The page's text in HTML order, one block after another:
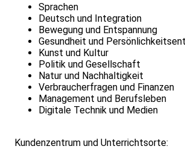
Sprachen
Deutsch und Integration
Bewegung und Entspannung
Gesundheit und
Kunst und Kultur
Politik und Gesellschaft
Natur und Nachhaltigkeit
Verbraucherfragen und Finanzen
Management und Berufsleben
Digitale Technik und Medien
Kundenzentrum und Unterrichtsorte: